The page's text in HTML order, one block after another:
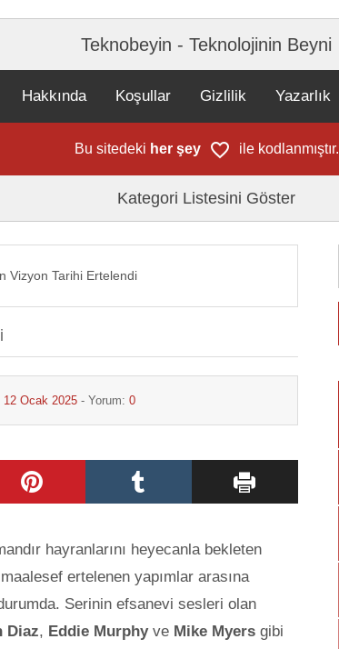
Teknobeyin - Teknolojinin Beyni
Hakkında Koşullar Gizlilik Yazarlık
Bu sitedeki her şey ile kodlanmıştır.
Kategori Listesini Göster
Vizyon Tarihi Ertelendi
12 Ocak 2025 - Yorum: 0
hayranlarını heyecanla bekleten
ertelenen yapımlar arasına
Serinin efsanevi sesleri olan
Diaz, Eddie Murphyve Mike Myers gibi